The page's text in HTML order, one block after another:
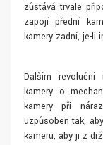
zůstává trvale
zapojí přední
kamery zadní, je-li
Dalším revoluční
kamery o
kamery při
uzpůsoben tak,
kameru, aby ji z